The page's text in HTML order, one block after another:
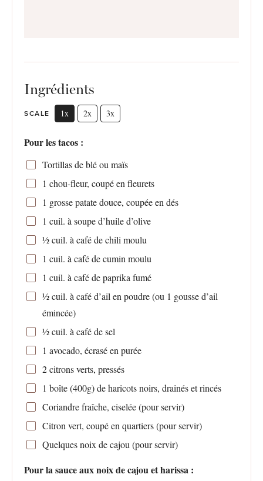
Ingrédients
SCALE 1x 2x 3x
Pour les tacos :
Tortillas de blé ou maïs
1 chou-fleur, coupé en fleurets
1 grosse patate douce, coupée en dés
1 cuil. à soupe d’huile d’olive
½cuil. à café de chili moulu
1 cuil. à café de cumin moulu
1 cuil. à café de paprika fumé
½cuil. à café d’ail en poudre (ou 1 gousse d’ail
émincée)
½cuil. à café de sel
1 avocado, écrasé en purée
2citrons verts, pressés
1 boîte (400g) de haricots noirs, drainés et rincés
Coriandre fraîche, ciselée (pour servir)
Citron vert, coupé en quartiers (pour servir)
Quelques noix de cajou (pour servir)
Pour la sauce aux noix de cajou et harissa :